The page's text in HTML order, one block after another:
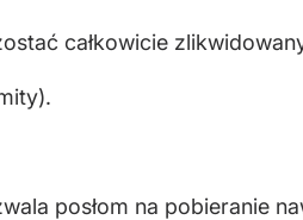
całkowicie
posłom na pobieranie